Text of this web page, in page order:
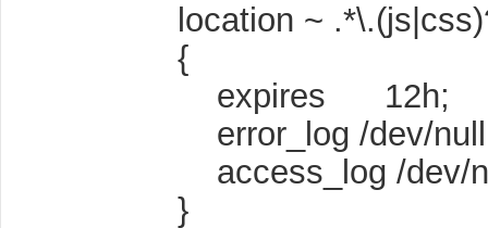
location ~
{
expires 12h;
error_log /dev/
access_log /dev/
}